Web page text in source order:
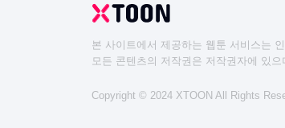
본 사이트에서 제공하는 웹툰 서비스는
모든 콘텐츠의 저작권은 저작권자에 있
Copyright © 2024 XTOON All Rights